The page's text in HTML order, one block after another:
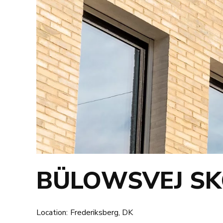
BÜLOWSVEJ
Location: Frederiksberg, DK